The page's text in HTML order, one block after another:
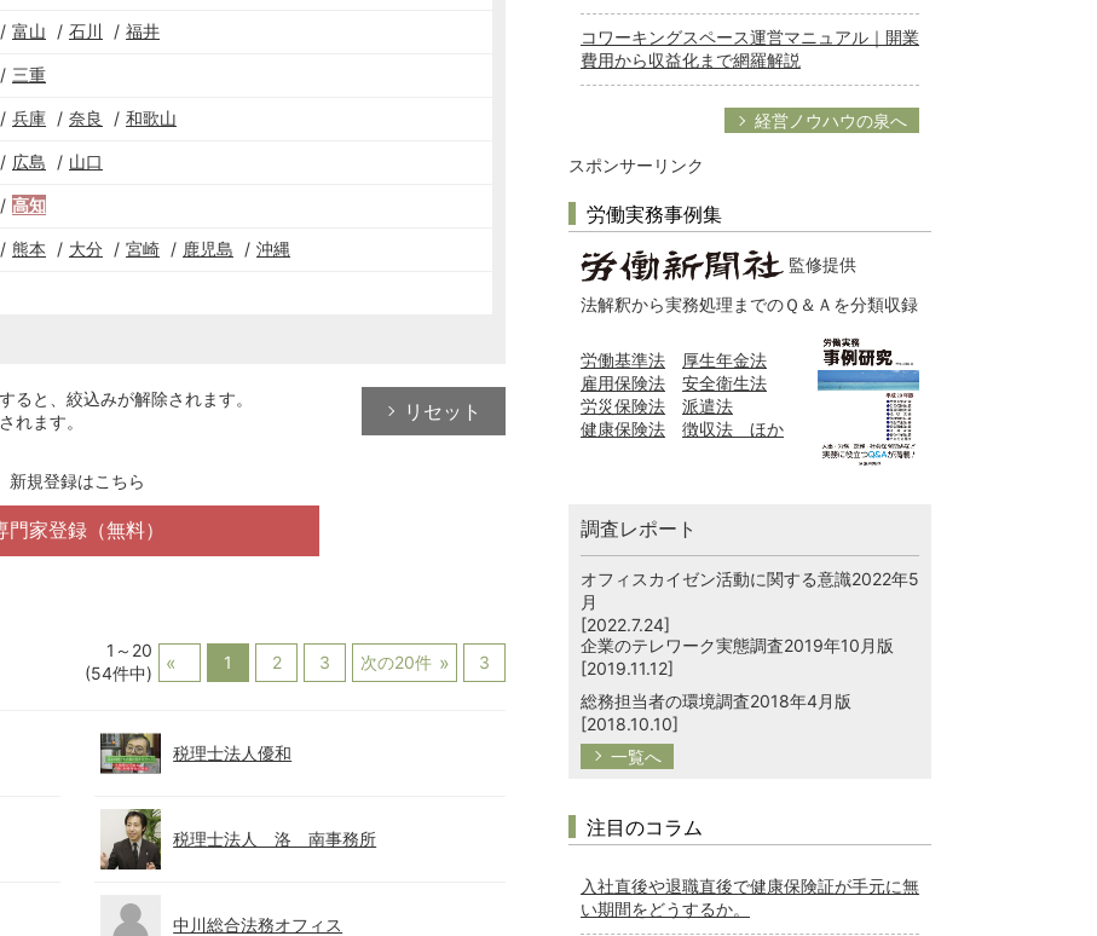
富山 石川 福井
三重
兵庫 奈良 和歌山
広島 山口
高知
熊本 大分 宮崎 鹿児島 沖縄
ると、絞込みが解除されます。
れます。
リセット
新規登録はこちら
門家登録（無料）
1～20
(54件中)
1 2 3 次の20件 3
税理士法人優和
税理士法人 洛 南事務所
中川総合法務オフィス
コワーキングスペース運営マニュアル｜開業
費用から収益化まで網羅解説
経営ノウハウの泉へ
スポンサーリンク
労働実務事例集
監修提供
法解釈から実務処理までのＱ＆Ａを分類収録
労働基準法
厚生年金法
雇用保険法
安全衛生法
労災保険法
派遣法
健康保険法
徴収法 ほか
調査レポート
オフィスカイゼン活動に関する意識2022年5
月
[2022.7.24]
企業のテレワーク実態調査2019年10月版
[2019.11.12]
総務担当者の環境調査2018年4月版
[2018.10.10]
一覧へ
注目のコラム
入社直後や退職直後で健康保険証が手元に無
い期間をどうするか。